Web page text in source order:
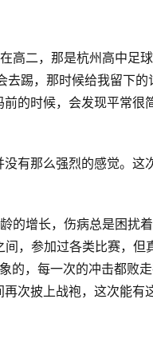
高二，那是杭州高中足
去踢，那时候给我留下的
的时候，会发现平常很
有那么强烈的感觉。这
的增长，伤病总是困扰着
，参加过各类比赛，但
的，每一次的冲击都败
次披上战袍，这次能有